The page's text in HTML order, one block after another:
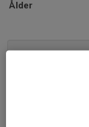
Ålder